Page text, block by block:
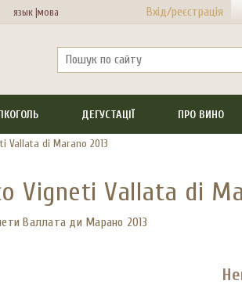
язык |мова Вхід/реєстрація
ДЕГУСТАЦІЇ ПРО ВИНО
Vallata di Marano 2013
Vigneti Vallata di
Валлата ди Марано 2013